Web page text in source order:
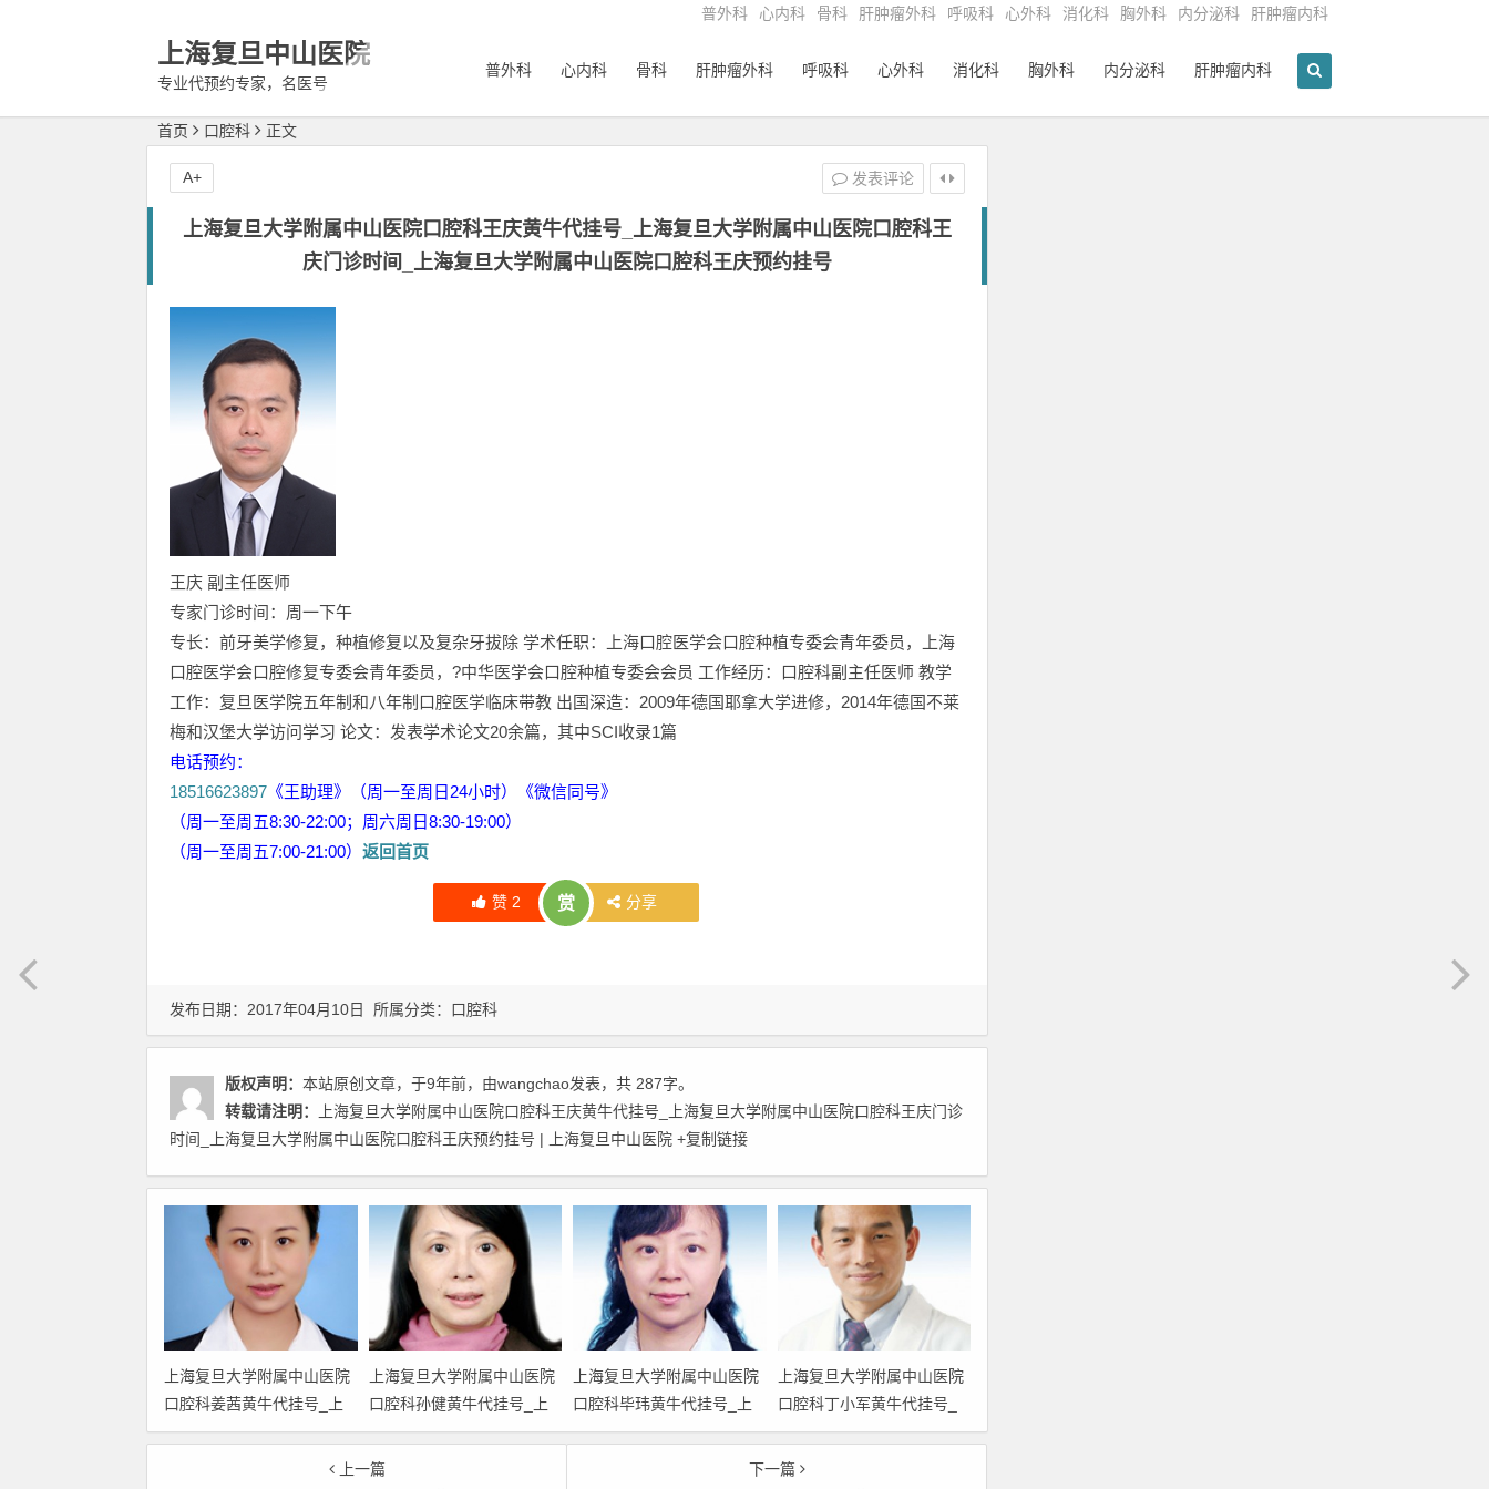
普外科 心内科 骨科 肝肿瘤外科 呼吸科 心外科 消化科 胸外科 内分泌科 肝肿瘤内科
上海复旦中山医院
专业代预约专家，名医号
普外科 心内科 骨科 肝肿瘤外科 呼吸科 心外科 消化科 胸外科 内分泌科 肝肿瘤内科
首页 口腔科 正文
上海复旦大学附属中山医院口腔科王庆黄牛代挂号_上海复旦大学附属中山医院口腔科王
庆门诊时间_上海复旦大学附属中山医院口腔科王庆预约挂号
王庆 副主任医师
专家门诊时间：周一下午
专长：前牙美学修复，种植修复以及复杂牙拔除 学术任职：上海口腔医学会口腔种植专委会青年委员，上海
口腔医学会口腔修复专委会青年委员，?中华医学会口腔种植专委会会员 工作经历：口腔科副主任医师 教学
工作：复旦医学院五年制和八年制口腔医学临床带教 出国深造：2009年德国耶拿大学进修，2014年德国不莱
梅和汉堡大学访问学习 论文：发表学术论文20余篇，其中SCI收录1篇
电话预约：
18516623897 《王助理》（周一至周日24小时）《微信同号》
（周一至周五8:30-22:00；周六周日8:30-19:00）
（周一至周五7:00-21:00） 返回首页
赞 2 赏 分享
发表评论
A+
发布日期：2017年04月10日 所属分类： 口腔科
版权声明： 本站原创文章，于9年前，由wangchao发表，共 287字。
转载请注明：
上海复旦大学附属中山医院口腔科王庆黄牛代挂号_上海复旦大学附属中山医院口腔科王庆门诊
时间_上海复旦大学附属中山医院口腔科王庆预约挂号 | 上海复旦中山医院 +复制链接
上海复旦大学附属中山医院
口腔科姜茜黄牛代挂号_上
海复旦大学附属中山医院口
上海复旦大学附属中山医院
口腔科孙健黄牛代挂号_上
海复旦大学附属中山医院口
腔科孙健门诊时间_上海复
上海复旦大学附属中山医院
口腔科毕玮黄牛代挂号_上
海复旦大学附属中山医院口
腔科毕玮门诊时间_上海复
上海复旦大学附属中山医院
口腔科丁小军黄牛代挂号_
上海复旦大学附属中山医院
口腔科丁小军门诊时间_上
上一篇
下一篇